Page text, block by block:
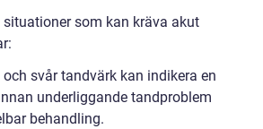
situationer som kan kräva akut
svår tandvärk kan indikera en
underliggande tandproblem
behandling.